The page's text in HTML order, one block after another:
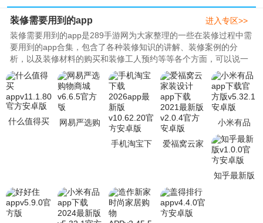
装修需要用到的app
装修需要用到的app是289手游网为大家整理的一些在装修过程中需
要用到的app合集，包含了各种装修知识的讲解、装修案例的分
析，以及装修材料的购买和装修工人预约等等各个方面，可以说一
站式解决了大家装修过程中的各种..
进入专区>>
什么值得买
网易严选购
手机淘宝下
方安
爱福窝云家
官
小米有品
app下载官
方版v5.32.1
安卓版
知乎最新版